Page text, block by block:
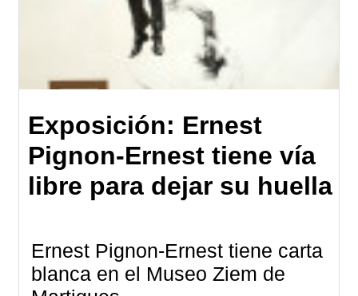
Exposición: Ernest
Pignon-Ernest tiene vía
libre para dejar su huella
Ernest Pignon-Ernest tiene carta
blanca en el Museo Ziem de